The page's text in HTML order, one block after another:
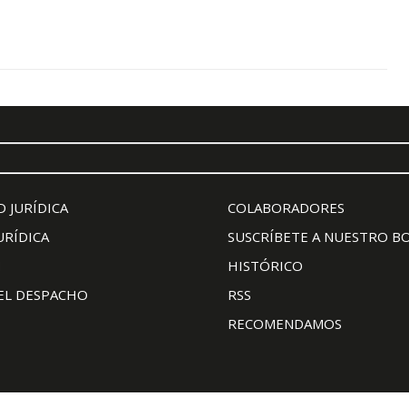
JURÍDICA
DESPACHO
COLABORADORES
SUSCRÍBETE A NUESTRO
HISTÓRICO
RSS
RECOMENDAMOS